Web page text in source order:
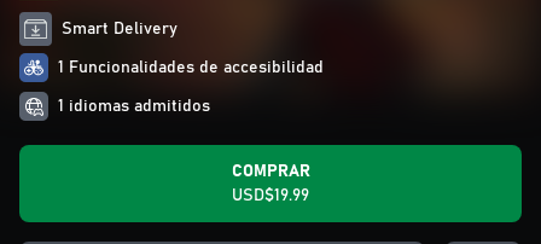
Smart Delivery
1 Funcionalidades de accesibilidad
1 idiomas admitidos
COMPRAR
USD$19.99